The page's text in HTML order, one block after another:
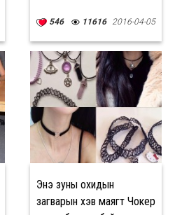
546 11616 2016-04-05
Энэ зуны охидын
загварын хэв маягт Чокер